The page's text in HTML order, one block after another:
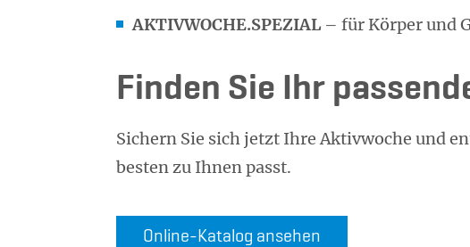
AKTIVWOCHE.SPEZIAL – für Körper und
Finden Sie Ihr
Sichern Sie sich jetzt Ihre Aktivwoche und
besten zu Ihnen passt.
Online-Katalog ansehen